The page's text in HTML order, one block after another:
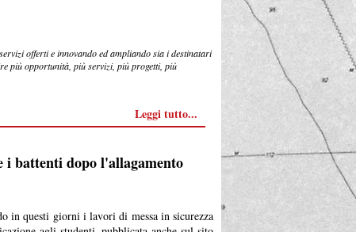
offerti e innovando ed ampliando sia i destinatari
più opportunità, più servizi, più progetti, più
Leggi tutto...
battenti dopo l'allagamento
in questi giorni i lavori di messa in sicurezza